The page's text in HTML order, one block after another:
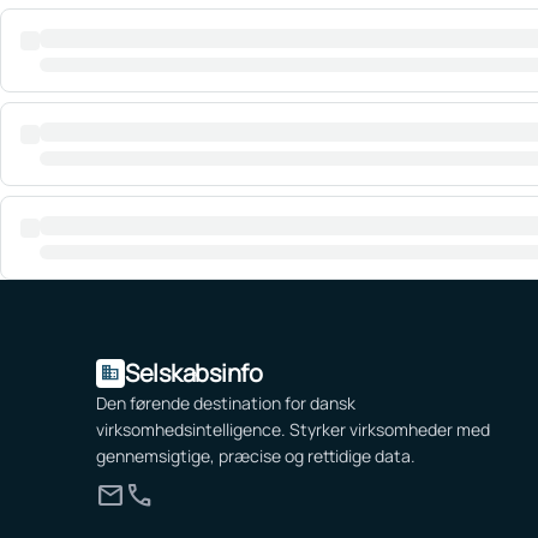
domain Selskabsinfo
Den førende destination for dansk
virksomhedsintelligence. Styrker virksomheder med
gennemsigtige, præcise og rettidige data.
mailcall